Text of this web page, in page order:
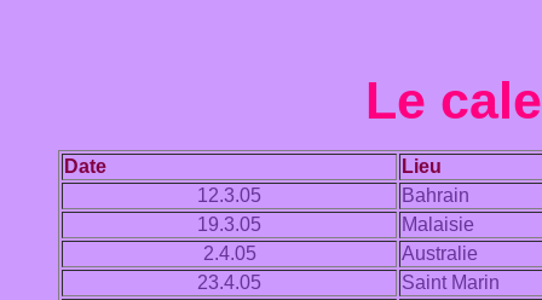
Le
Date
Lieu
12.3.05
Bahrain
19.3.05
Malaisie
2.4.05
Australie
23.4.05
Saint Marin